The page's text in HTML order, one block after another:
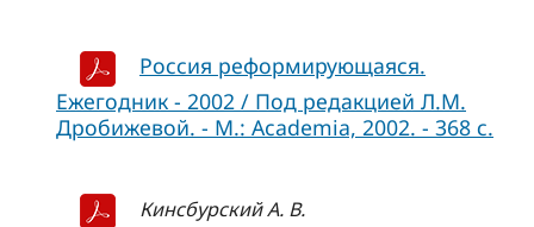
Россия реформирующаяся.
Ежегодник - 2002 / Под редакцией Л.М.
Дробижевой. - М.: Academia, 2002. - 368 с.
Кинсбурский А. В.